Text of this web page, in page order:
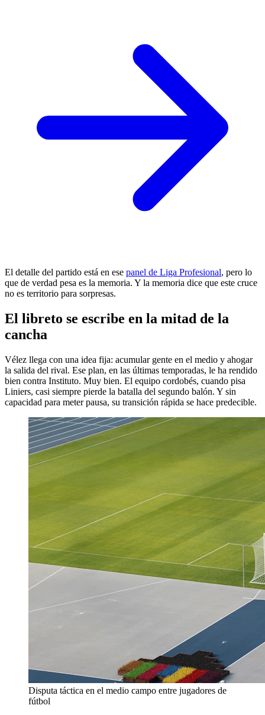
El detalle del partido está en ese panel de Liga Profesional, pero lo
que de verdad pesa es la memoria. Y la memoria dice que este cruce
no es territorio para sorpresas.
El libreto se escribe en la mitad de la
cancha
Vélez llega con una idea fija: acumular gente en el medio y ahogar
la salida del rival. Ese plan, en las últimas temporadas, le ha rendido
bien contra Instituto. Muy bien. El equipo cordobés, cuando pisa
Liniers, casi siempre pierde la batalla del segundo balón. Y sin
capacidad para meter pausa, su transición rápida se hace predecible.
Disputa táctica en el medio campo entre jugadores de
fútbol